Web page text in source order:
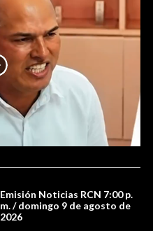
Emisión Noticias RCN 7:00 p.
m. / domingo 9 de agosto de
2026